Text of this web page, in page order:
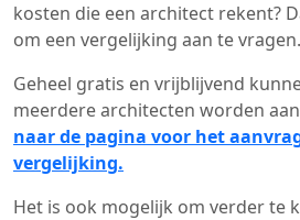
kosten die een architect rekent?
om een vergelijking aan te vragen.
Geheel gratis en vrijblijvend
meerdere architecten worden
naar de pagina voor het
vergelijking.
Het is ook mogelijk om verder te